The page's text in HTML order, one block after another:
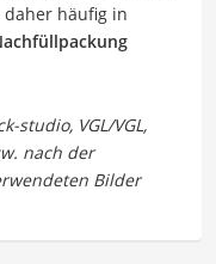
häufig in